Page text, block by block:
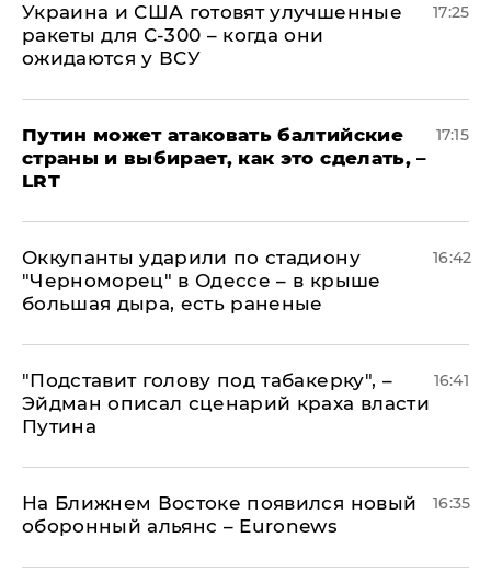
Украина и США готовят улучшенные
ракеты для С-300 – когда они
ожидаются у ВСУ
17:25
Путин может атаковать балтийские
страны и выбирает, как это сделать, –
LRT
17:15
Оккупанты ударили по стадиону
"Черноморец" в Одессе – в крыше
большая дыра, есть раненые
16:42
​"Подставит голову под табакерку", –
Эйдман описал сценарий краха власти
Путина
16:41
На Ближнем Востоке появился новый
оборонный альянс – Euronews
16:35